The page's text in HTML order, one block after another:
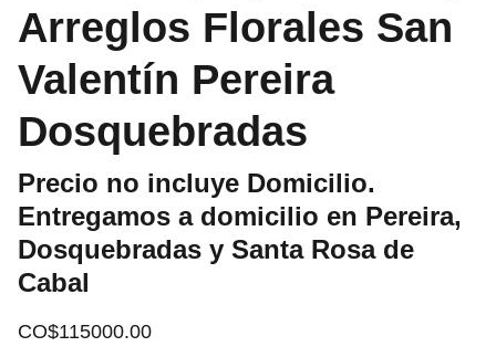
Arreglos Florales San
Valentín Pereira
Dosquebradas
Precio no incluye Domicilio.
Entregamos a domicilio en Pereira,
Dosquebradas y Santa Rosa de
Cabal
CO$115000.00